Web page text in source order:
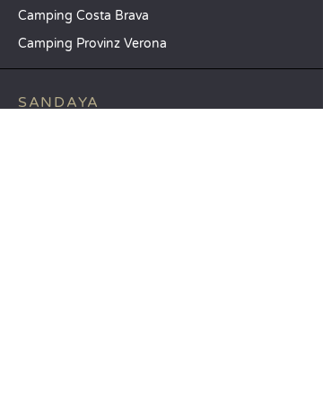
Camping Costa Brava
Camping Provinz Verona
SANDAYA